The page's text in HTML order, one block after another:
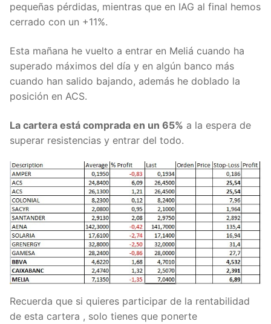
pequeñas pérdidas, mientras que en IAG al final hemos
cerrado con un +11%.
Esta mañana he vuelto a entrar en Meliá cuando ha
superado máximos del día y en algún banco más
cuando han salido bajando, además he doblado la
posición en ACS.
La cartera está comprada en un 65% a la espera de
superar resistencias y entrar del todo.
Recuerda que si quieres participar de la rentabilidad
de esta cartera , solo tienes que ponerte